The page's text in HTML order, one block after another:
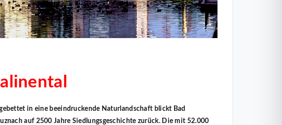
in eine beeindruckende Naturlandschaft blickt Bad
auf 2500 Jahre Siedlungsgeschichte zurück. Die mit 52.000